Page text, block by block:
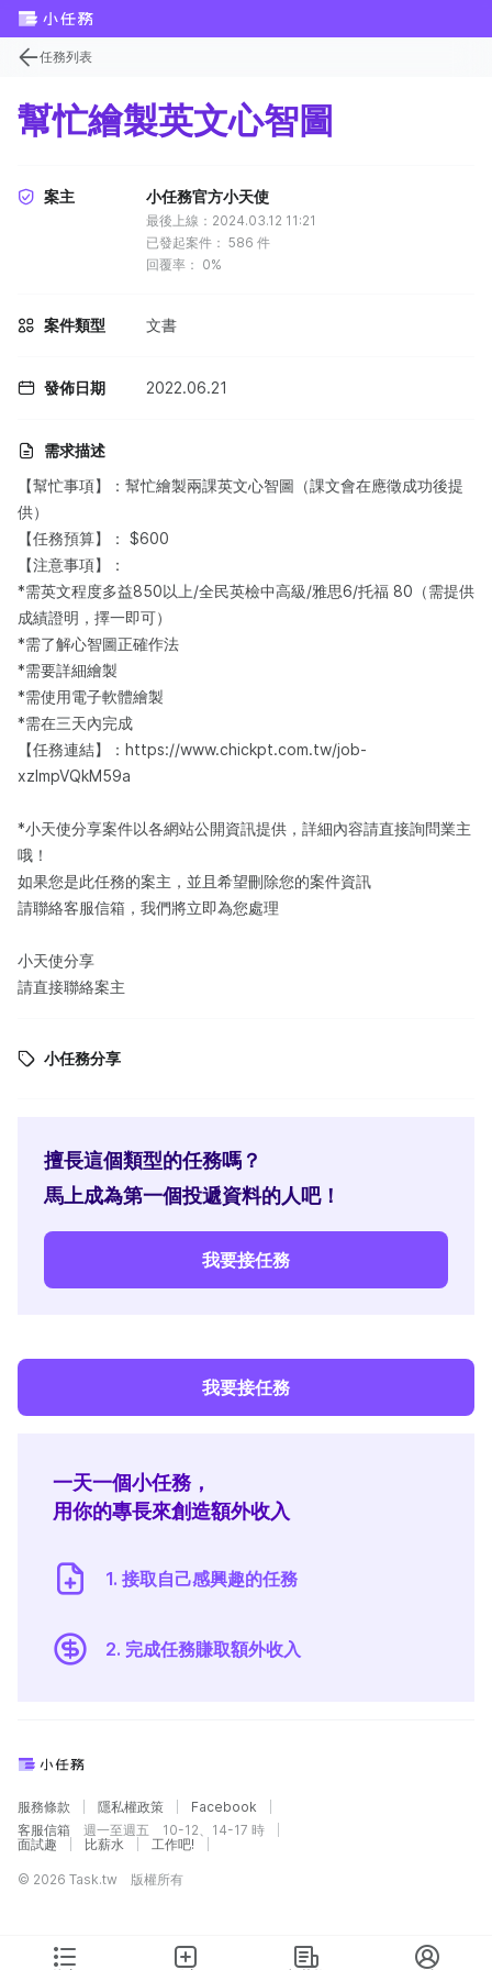
任務列表
幫忙繪製英文心智圖
案主 小任務官方小天使
最後上線：2024.03.12 11:21
已發起案件： 586 件
回覆率： 0%
案件類型 文書
發佈日期 2022.06.21
需求描述
【幫忙事項】：幫忙繪製兩課英文心智圖（課文會在應徵成功後提
供）
【任務預算】： $600
【注意事項】：
*需英文程度多益850以上/全民英檢中高級/雅思6/托福 80（需提供
成績證明，擇一即可）
*需了解心智圖正確作法
*需要詳細繪製
*需使用電子軟體繪製
*需在三天內完成
【任務連結】：https://www.chickpt.com.tw/job-
xzlmpVQkM59a
*小天使分享案件以各網站公開資訊提供，詳細內容請直接詢問業主
哦！
如果您是此任務的案主，並且希望刪除您的案件資訊
請聯絡客服信箱，我們將立即為您處理
小天使分享
請直接聯絡案主
小任務分享
擅長這個類型的任務嗎？
馬上成為第一個投遞資料的人吧！
我要接任務
我要接任務
一天一個小任務，
用你的專長來創造額外收入
1. 接取自己感興趣的任務
2. 完成任務賺取額外收入
服務條款 隱私權政策
Facebook
客服信箱
週一至週五 10-12、14-17 時
面試趣
比薪水 工作吧!
© 2026 Task.tw 版權所有